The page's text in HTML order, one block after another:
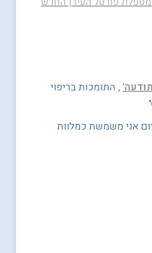
, התומכות בריפוי
אני משמשת כמלוות